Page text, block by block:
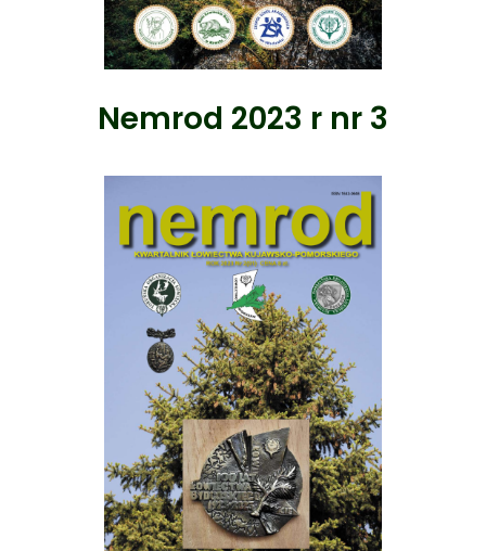
Nemrod 2023 r nr 3